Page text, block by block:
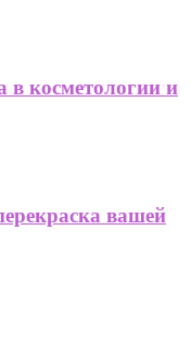
в косметологии и
вашей